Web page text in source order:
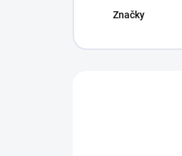
Značky